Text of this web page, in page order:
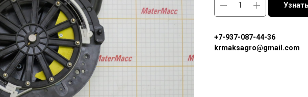
+7-937-087-44-36
krmaksagro@gmail.com